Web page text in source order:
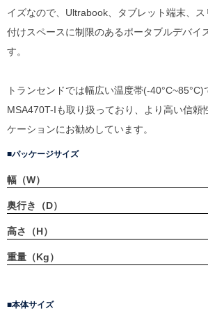
イズなので、Ultrabook、タブレット端末、
付けスペースに制限のあるポータブルデバイ
す。
トランセンドでは幅広い温度帯(-40°C~85°C)
MSA470T-Iも取り扱っており、より高い信頼
ケーションにお勧めしています。
パッケージサイズ
幅（W）
奥行き（D）
高さ（H）
重量（Kg）
本体サイズ